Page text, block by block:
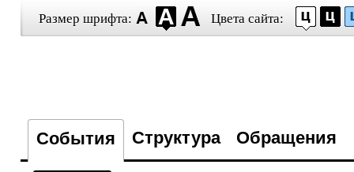
Размер шрифта: Цвета сайта:
События Структура Обращения